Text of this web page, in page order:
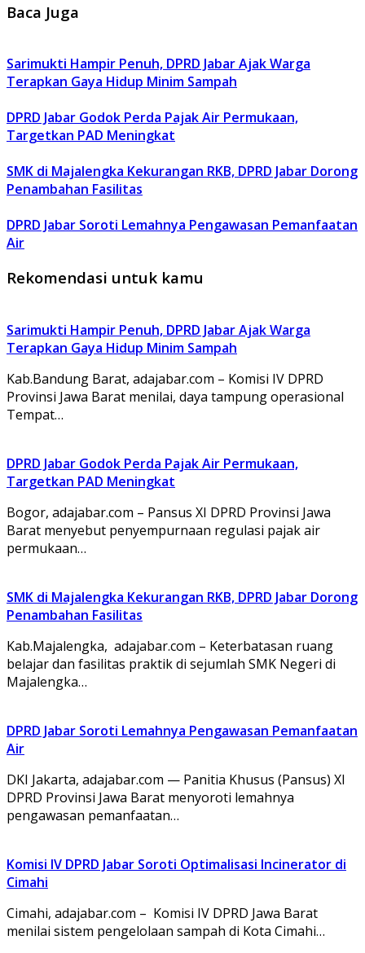
Baca Juga
Sarimukti Hampir Penuh, DPRD Jabar Ajak Warga
Terapkan Gaya Hidup Minim Sampah
DPRD Jabar Godok Perda Pajak Air Permukaan,
Targetkan PAD Meningkat
SMK di Majalengka Kekurangan RKB, DPRD Jabar Dorong
Penambahan Fasilitas
DPRD Jabar Soroti Lemahnya Pengawasan Pemanfaatan
Air
Rekomendasi untuk kamu
Sarimukti Hampir Penuh, DPRD Jabar Ajak Warga
Terapkan Gaya Hidup Minim Sampah
Kab.Bandung Barat, adajabar.com – Komisi IV DPRD
Provinsi Jawa Barat menilai, daya tampung operasional
Tempat…
DPRD Jabar Godok Perda Pajak Air Permukaan,
Targetkan PAD Meningkat
Bogor, adajabar.com – Pansus XI DPRD Provinsi Jawa
Barat menyebut penyempurnaan regulasi pajak air
permukaan…
SMK di Majalengka Kekurangan RKB, DPRD Jabar Dorong
Penambahan Fasilitas
Kab.Majalengka, adajabar.com – Keterbatasan ruang
belajar dan fasilitas praktik di sejumlah SMK Negeri di
Majalengka…
DPRD Jabar Soroti Lemahnya Pengawasan Pemanfaatan
Air
DKI Jakarta, adajabar.com — Panitia Khusus (Pansus) XI
DPRD Provinsi Jawa Barat menyoroti lemahnya
pengawasan pemanfaatan…
Komisi IV DPRD Jabar Soroti Optimalisasi Incinerator di
Cimahi
Cimahi, adajabar.com – Komisi IV DPRD Jawa Barat
menilai sistem pengelolaan sampah di Kota Cimahi…